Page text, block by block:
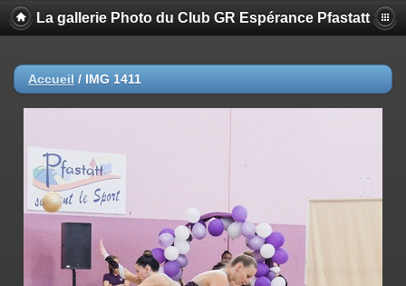
La gallerie Photo du Club GR Espérance Pfastatt
Accueil / IMG 1411